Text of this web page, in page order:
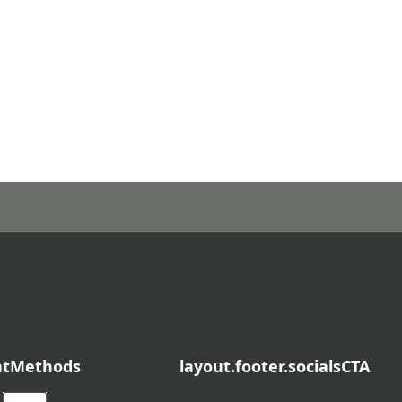
layout.footer.socialsCTA